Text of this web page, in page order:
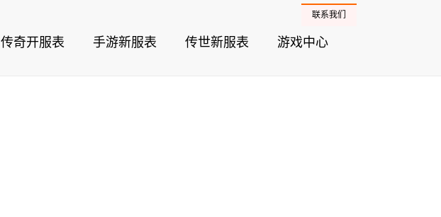
传奇开服表 手游新服表 传世新服表 游戏中心
联系我们